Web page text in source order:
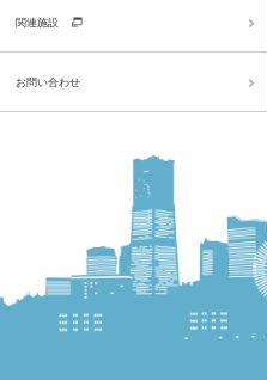
関連施設
お問い合わせ